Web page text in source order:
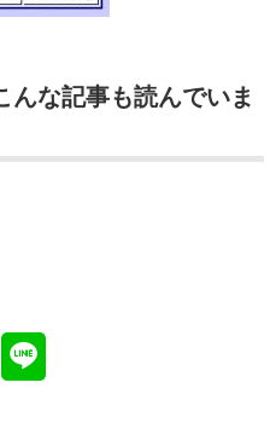
んな記事も読んでいま